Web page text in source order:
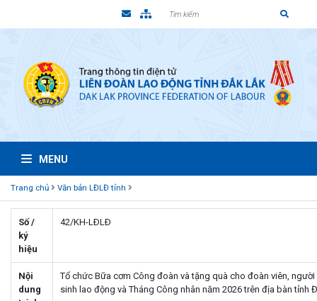
MENU
Trang chủ Văn bản LĐLĐ tỉnh
Số /
ký
hiệu
42/KH-LÐLÐ
Nội
dung
Tổ chức Bữa cơm Công đoàn và tặng quà cho đoàn viên,
sinh lao động và Tháng Công nhân năm 2026 trên địa bàn tỉnh